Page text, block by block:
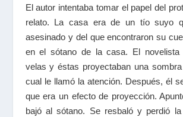
El autor intentaba tomar el papel del
relato. La casa era de un tío suyo
asesinado y del que encontraron su
en el sótano de la casa. El novelista
velas y éstas proyectaban una
cual le llamó la atención. Después, él
que era un efecto de proyección.
bajó al sótano. Se resbaló y perdió